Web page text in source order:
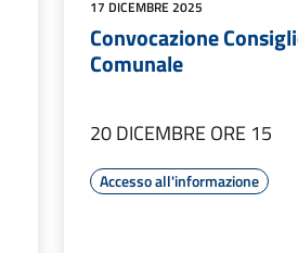
17 DICEMBRE 2025
Convocazione
Comunale
20 DICEMBRE ORE 15
Accesso all'informazione